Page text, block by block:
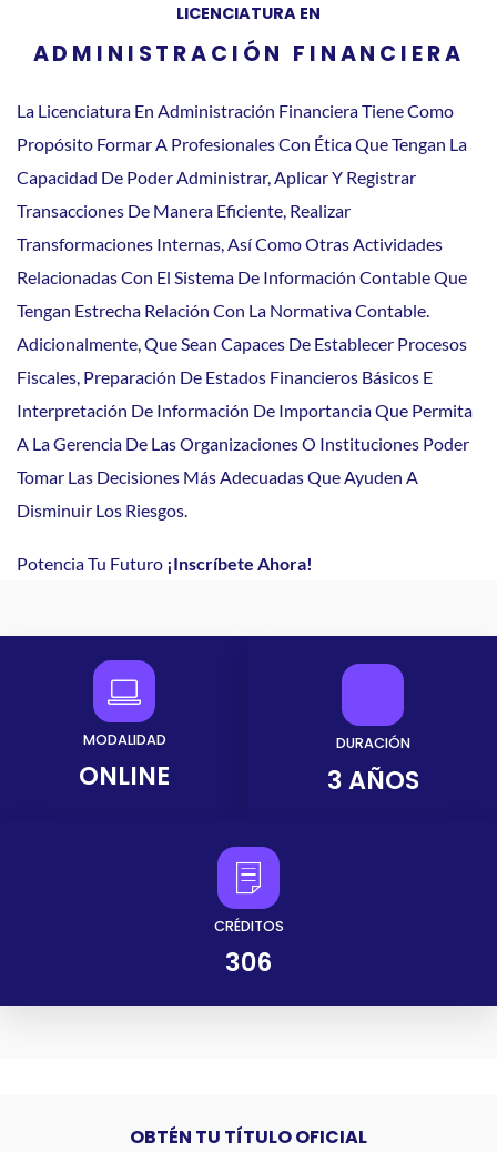
LICENCIATURA EN
ADMINISTRACIÓN FINANCIERA
La Licenciatura En Administración Financiera Tiene Como
Propósito Formar A Profesionales Con Ética Que Tengan La
Capacidad De Poder Administrar, Aplicar Y Registrar
Transacciones De Manera Eficiente, Realizar
Transformaciones Internas, Así Como Otras Actividades
Relacionadas Con El Sistema De Información Contable Que
Tengan Estrecha Relación Con La Normativa Contable.
Adicionalmente, Que Sean Capaces De Establecer Procesos
Fiscales, Preparación De Estados Financieros Básicos E
Interpretación De Información De Importancia Que Permita
A La Gerencia De Las Organizaciones O Instituciones Poder
Tomar Las Decisiones Más Adecuadas Que Ayuden A
Disminuir Los Riesgos.
Potencia Tu Futuro ¡Inscríbete Ahora!
MODALIDAD
ONLINE
DURACIÓN
3 AÑOS
CRÉDITOS
306
OBTÉN TU TÍTULO OFICIAL